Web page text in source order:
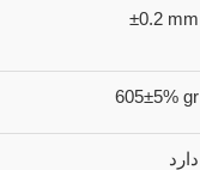
±0.2 mm
605±5% gr
دارد